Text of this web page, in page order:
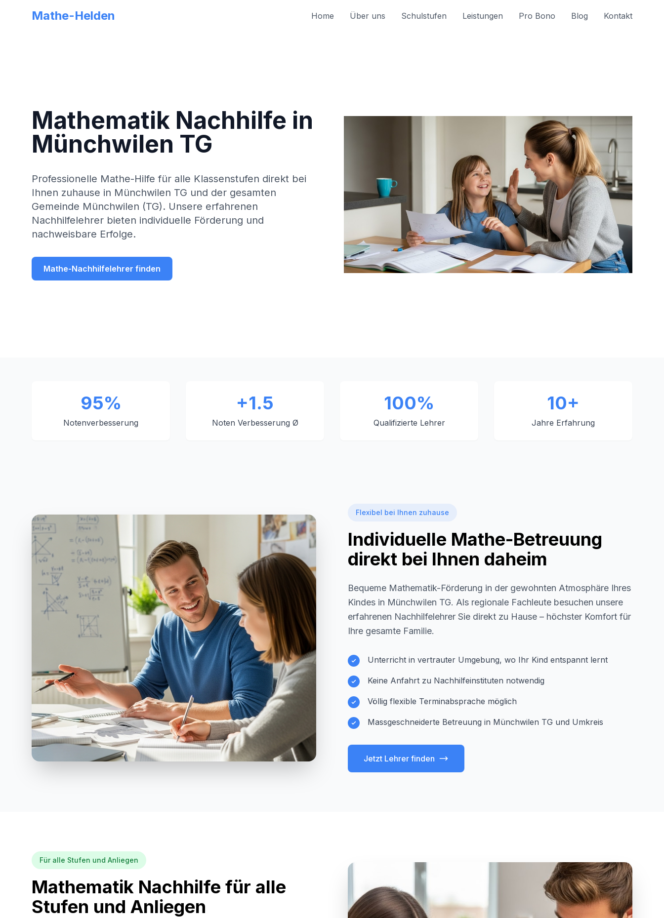
Mathe-Helden Home Über uns Schulstufen Leistungen Pro Bono Blog Kontakt
Mathematik Nachhilfe in
Münchwilen TG
Professionelle Mathe-Hilfe für alle Klassenstufen direkt bei
Ihnen zuhause in Münchwilen TG und der gesamten
Gemeinde Münchwilen (TG). Unsere erfahrenen
Nachhilfelehrer bieten individuelle Förderung und
nachweisbare Erfolge.
Mathe-Nachhilfelehrer finden
95%
Notenverbesserung
+1.5
Noten Verbesserung Ø
100%
Qualifizierte Lehrer
10+
Jahre Erfahrung
Flexibel bei Ihnen zuhause
Individuelle Mathe-Betreuung
direkt bei Ihnen daheim
Bequeme Mathematik-Förderung in der gewohnten Atmosphäre Ihres
Kindes in Münchwilen TG. Als regionale Fachleute besuchen unsere
erfahrenen Nachhilfelehrer Sie direkt zu Hause – höchster Komfort für
Ihre gesamte Familie.
Unterricht in vertrauter Umgebung, wo Ihr Kind entspannt lernt
Keine Anfahrt zu Nachhilfeinstituten notwendig
Völlig flexible Terminabsprache möglich
Massgeschneiderte Betreuung in Münchwilen TG und Umkreis
Jetzt Lehrer finden
Für alle Stufen und Anliegen
Mathematik Nachhilfe für alle
Stufen und Anliegen